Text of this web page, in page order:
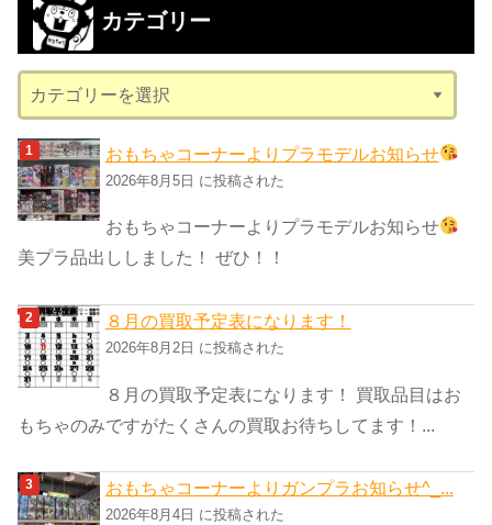
ブ
カテゴリー
テ
ゴ
リ
ー
おもちゃコーナーよりプラモデルお知らせ
2026年8月5日 に投稿された
おもちゃコーナーよりプラモデルお知らせ
美プラ品出ししました！ ぜひ！！
８月の買取予定表になります！
2026年8月2日 に投稿された
８月の買取予定表になります！ 買取品目はお
もちゃのみですがたくさんの買取お待ちしてます！...
おもちゃコーナーよりガンプラお知らせ^_...
2026年8月4日 に投稿された